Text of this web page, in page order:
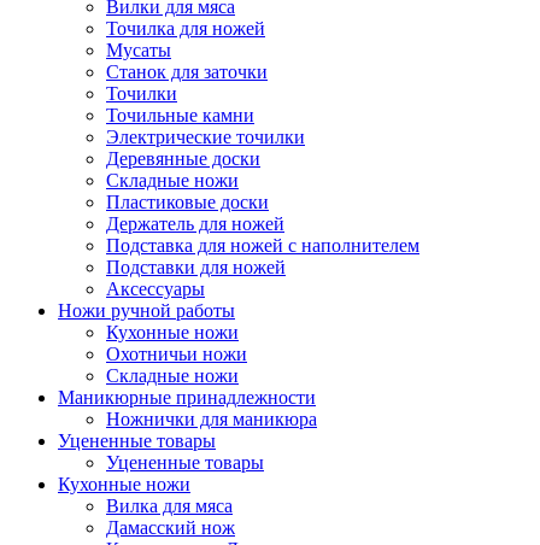
Вилки для мяса
Точилка для ножей
Мусаты
Станок для заточки
Точилки
Точильные камни
Электрические точилки
Деревянные доски
Складные ножи
Пластиковые доски
Держатель для ножей
Подставка для ножей с наполнителем
Подставки для ножей
Аксессуары
Ножи ручной работы
Кухонные ножи
Охотничьи ножи
Складные ножи
Маникюрные принадлежности
Ножнички для маникюра
Уцененные товары
Уцененные товары
Кухонные ножи
Вилка для мяса
Дамасский нож